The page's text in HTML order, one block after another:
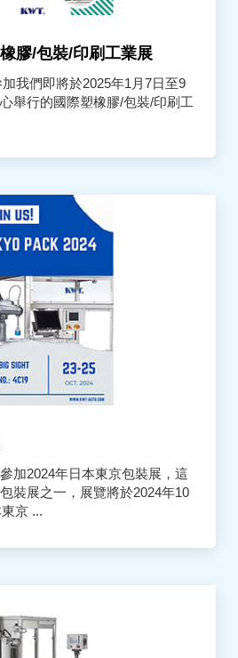
膠/包裝/印刷工業展
我們即將於2025年1月7日至9
舉行的國際塑橡膠/包裝/印刷工
加2024年日本東京包裝展，這
裝展之一，展覽將於2024年10
京 ...